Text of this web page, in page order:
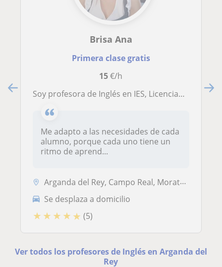
Brisa Ana
Primera clase gratis
15€/h
Soy profesora de Inglés en IES, Licenciada en Filología Inglesa y con Máster en formación del profesorado que me capacita para la docencia. Preparación para exámenes oficiales APTIS, CAMBRIDGE, Business english. Conversación. He vivido 6 años en Reino Uni
Me adapto a las necesidades de cada
alumno, porque cada uno tiene un
ritmo de aprend...
Arganda del Rey, Campo Real, Morata de Tajuña, Velilla de San Antonio
Se desplaza a domicilio
★ ★ ★ ★ ★ (5)
Ver todos los profesores de Inglés en Arganda del
Rey